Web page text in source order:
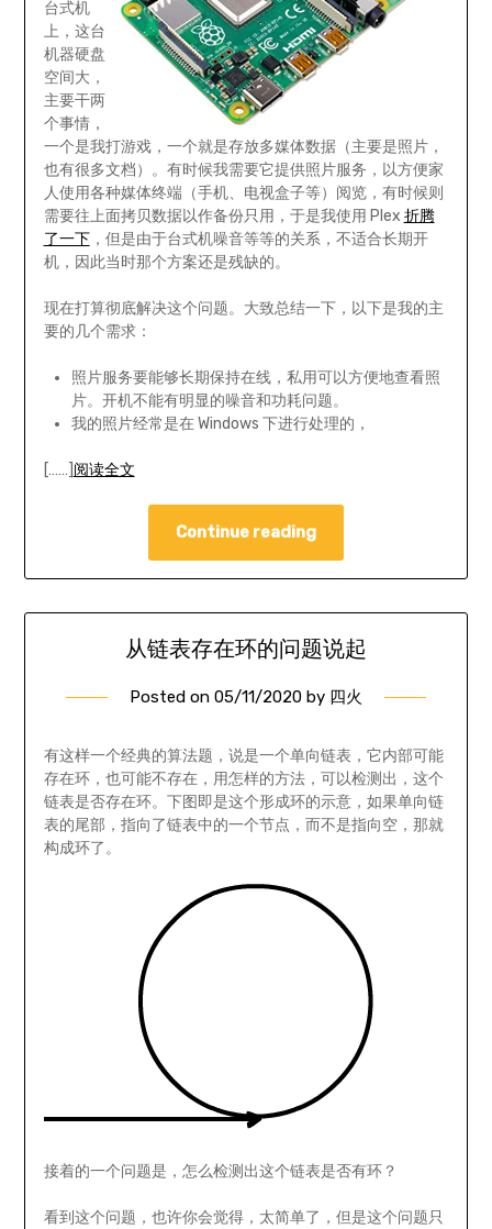
台式机
上，这台
机器硬盘
空间大，
主要干两
个事情，
一个是我打游戏，一个就是存放多媒体数据（主要是照片，
也有很多文档）。有时候我需要它提供照片服务，以方便家
人使用各种媒体终端（手机、电视盒子等）阅览，有时候则
需要往上面拷贝数据以作备份只用，于是我使用 Plex 折腾
了一下，但是由于台式机噪音等等的关系，不适合长期开
机，因此当时那个方案还是残缺的。
现在打算彻底解决这个问题。大致总结一下，以下是我的主
要的几个需求：
照片服务要能够长期保持在线，私用可以方便地查看照
片。开机不能有明显的噪音和功耗问题。
我的照片经常是在 Windows 下进行处理的，
[……] 阅读全文
Continue reading
从链表存在环的问题说起
Posted on 05/11/2020 by 四火
有这样一个经典的算法题，说是一个单向链表，它内部可能
存在环，也可能不存在，用怎样的方法，可以检测出，这个
链表是否存在环。下图即是这个形成环的示意，如果单向链
表的尾部，指向了链表中的一个节点，而不是指向空，那就
构成环了。
接着的一个问题是，怎么检测出这个链表是否有环？
看到这个问题，也许你会觉得，太简单了，但是这个问题只